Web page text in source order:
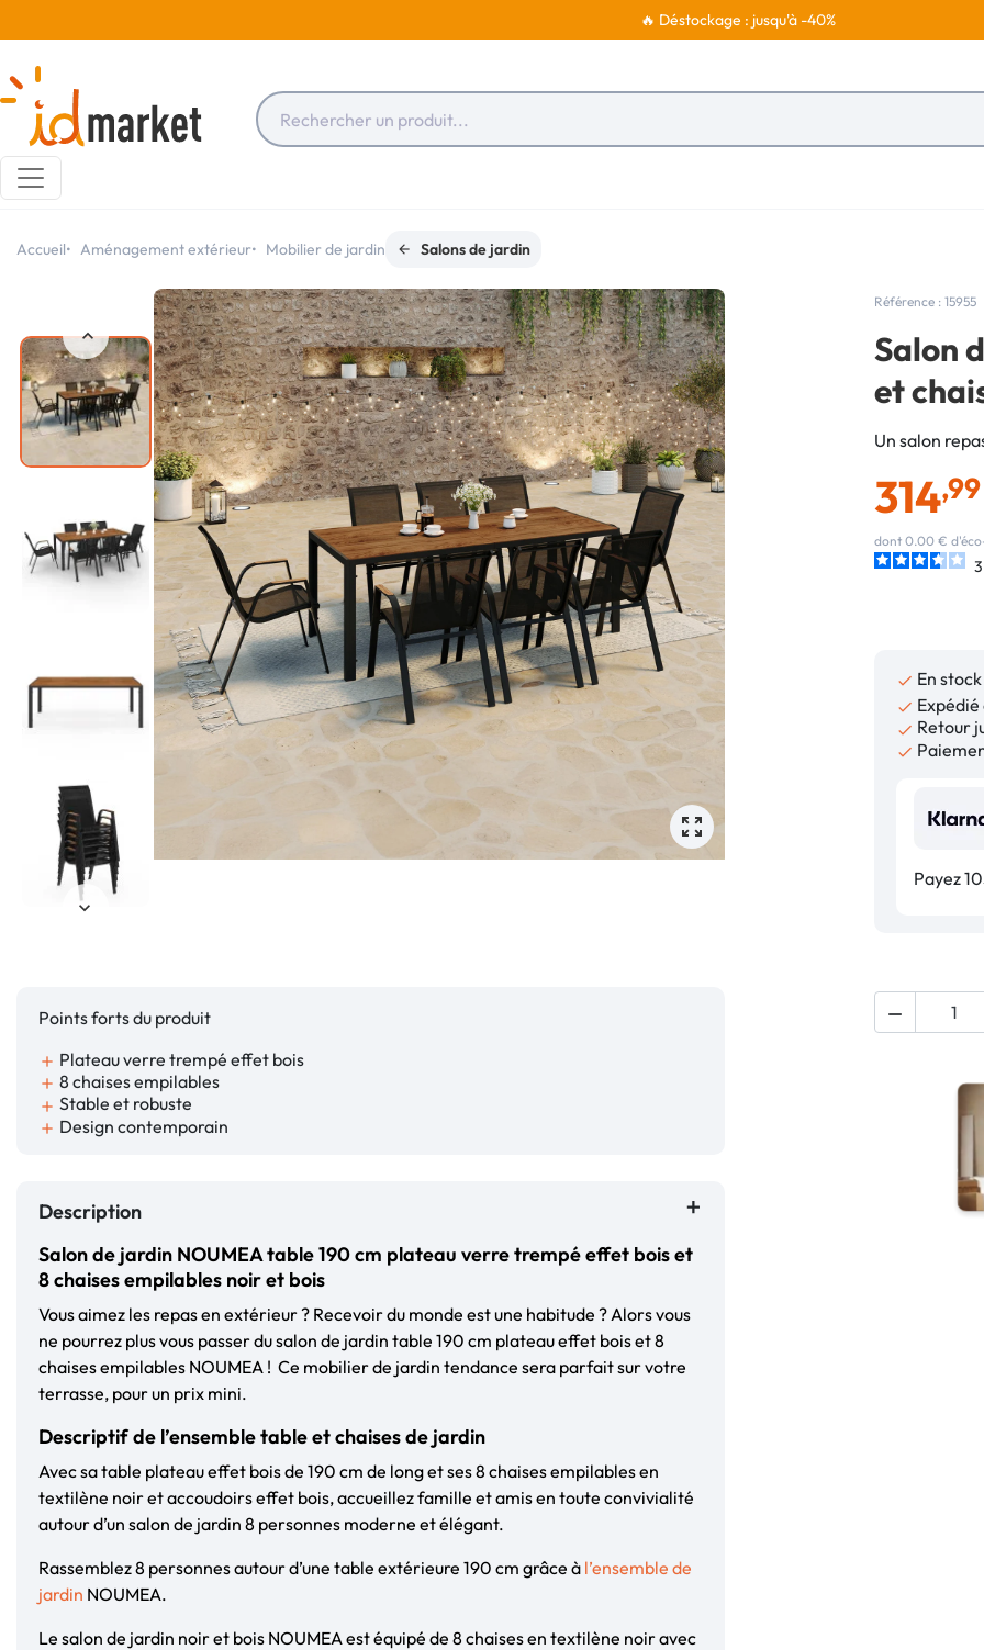
🔥 Déstockage : jusqu'à -40%
Accueil Aménagement extérieur Mobilier de jardin Salons de jardin
Points forts du produit
add Plateau verre trempé effet bois
add 8 chaises empilables
add Stable et robuste
add Design contemporain
Description
Salon de jardin NOUMEA table 190 cm plateau verre trempé effet bois et
8 chaises empilables noir et bois
Vous aimez les repas en extérieur ? Recevoir du monde est une habitude ? Alors vous
ne pourrez plus vous passer du salon de jardin table 190 cm plateau effet bois et 8
chaises empilables NOUMEA ! Ce mobilier de jardin tendance sera parfait sur votre
terrasse, pour un prix mini.
Descriptif de l’ensemble table et chaises de jardin
Avec sa table plateau effet bois de 190 cm de long et ses 8 chaises empilables en
textilène noir et accoudoirs effet bois, accueillez famille et amis en toute convivialité
autour d’un salon de jardin 8 personnes moderne et élégant.
Rassemblez 8 personnes autour d’une table extérieure 190 cm grâce à l’ensemble de
jardin NOUMEA.
Le salon de jardin noir et bois NOUMEA est équipé de 8 chaises en textilène noir avec
Référence : 15955
Salon
et
Un salon
314
dont 0.00 €
 En

 Retour

Payez
